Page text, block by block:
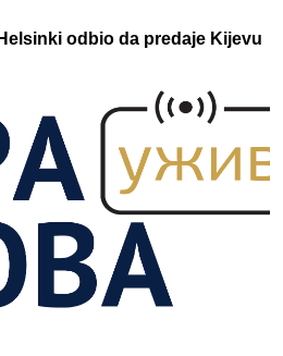
odbio da predaje Kijevu